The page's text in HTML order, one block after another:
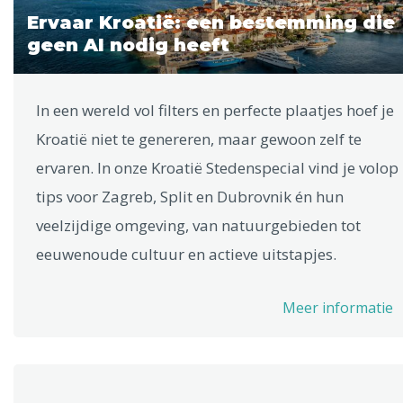
Ervaar Kroatië: een bestemming die
geen AI nodig heeft
In een wereld vol filters en perfecte plaatjes hoef je
Kroatië niet te genereren, maar gewoon zelf te
ervaren. In onze Kroatië Stedenspecial vind je volop
tips voor Zagreb, Split en Dubrovnik én hun
veelzijdige omgeving, van natuurgebieden tot
eeuwenoude cultuur en actieve uitstapjes.
Meer informatie